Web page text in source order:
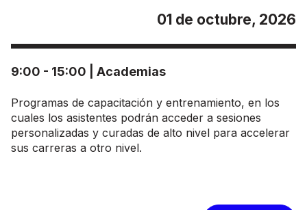
01 de octubre, 2026
9:00 - 15:00 | Academias
Programas de capacitación y entrenamiento, en los
cuales los asistentes podrán acceder a sesiones
personalizadas y curadas de alto nivel para accelerar
sus carreras a otro nivel.